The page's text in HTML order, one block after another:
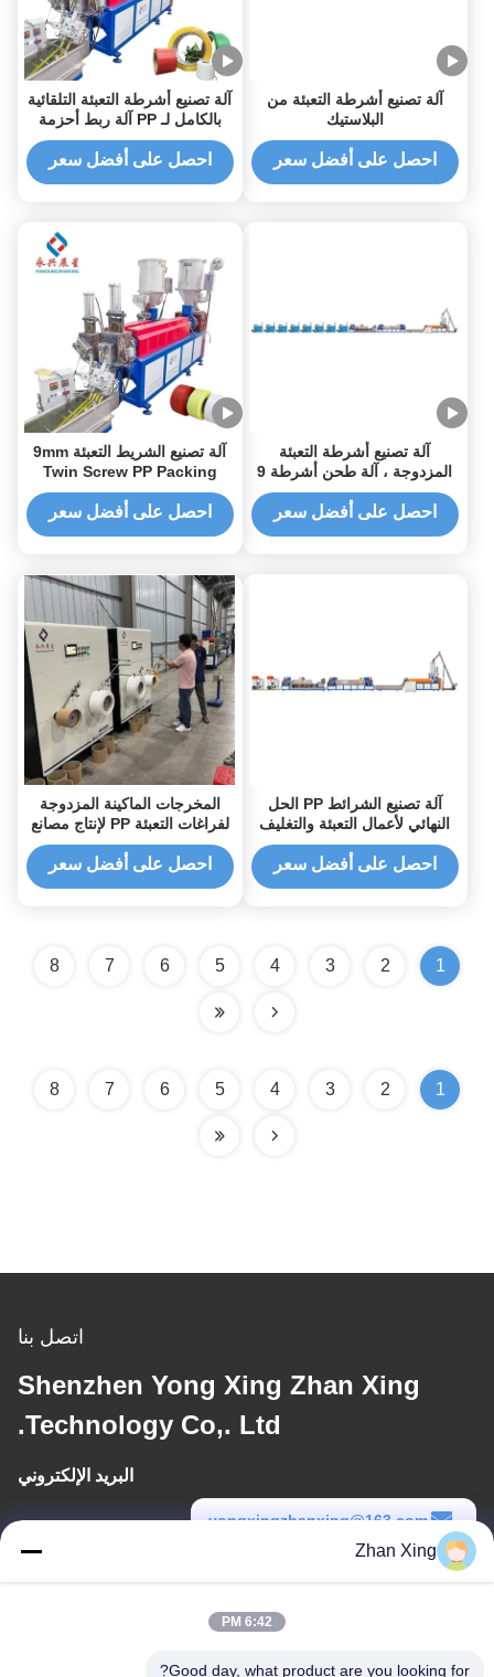
آلة تصنيع أشرطة التعبئة من
البلاستيك
احصل على أفضل سعر
آلة تصنيع أشرطة التعبئة التلقائية
بالكامل لـ PP آلة ربط أحزمة
PP مزدوجة
احصل على أفضل سعر
آلة تصنيع أشرطة التعبئة
المزدوجة ، آلة طحن أشرطة 9
ملم
احصل على أفضل سعر
آلة تصنيع الشريط التعبئة 9mm
Twin Screw PP Packing
Strap
احصل على أفضل سعر
آلة تصنيع الشرائط PP الحل
النهائي لأعمال التعبئة والتغليف
احصل على أفضل سعر
المخرجات الماكينة المزدوجة
لفراغات التعبئة PP لإنتاج مصانع
الصناعة
احصل على أفضل سعر
1
2
3
4
5
6
7
8
1
2
3
4
5
6
7
8
اتصل بنا
Shenzhen Yong Xing Zhan Xing
Technology Co,. Ltd.
البريد الإلكتروني
yongxingzhanxing@163.com
Zhan Xing
6:42 PM
Good day, what product are you looking for?